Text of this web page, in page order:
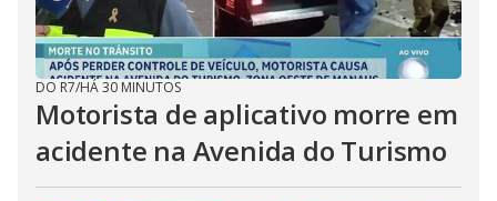
DO R7/HÁ 30 MINUTOS
Motorista de aplicativo morre em
acidente na Avenida do Turismo